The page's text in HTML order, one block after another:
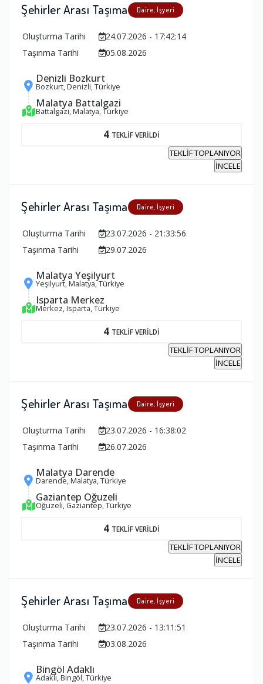
Şehirler Arası Taşıma Daire, İşyeri
Oluşturma Tarihi
24.07.2026 - 17:42:14
Taşınma Tarihi
05.08.2026
Denizli Bozkurt
Bozkurt, Denizli, Türkiye
Malatya Battalgazi
Battalgazi, Malatya, Türkiye
4 TEKLİF VERİLDİ
TEKLİF TOPLANIYOR
İNCELE
Şehirler Arası Taşıma Daire, İşyeri
Oluşturma Tarihi
23.07.2026 - 21:33:56
Taşınma Tarihi
29.07.2026
Malatya Yeşilyurt
Yeşilyurt, Malatya, Türkiye
Isparta Merkez
Merkez, Isparta, Türkiye
4 TEKLİF VERİLDİ
TEKLİF TOPLANIYOR
İNCELE
Şehirler Arası Taşıma Daire, İşyeri
Oluşturma Tarihi
23.07.2026 - 16:38:02
Taşınma Tarihi
26.07.2026
Malatya Darende
Darende, Malatya, Türkiye
Gaziantep Oğuzeli
Oğuzeli, Gaziantep, Türkiye
4 TEKLİF VERİLDİ
TEKLİF TOPLANIYOR
İNCELE
Şehirler Arası Taşıma Daire, İşyeri
Oluşturma Tarihi
23.07.2026 - 13:11:51
Taşınma Tarihi
03.08.2026
Bingöl Adaklı
Adaklı, Bingöl, Türkiye